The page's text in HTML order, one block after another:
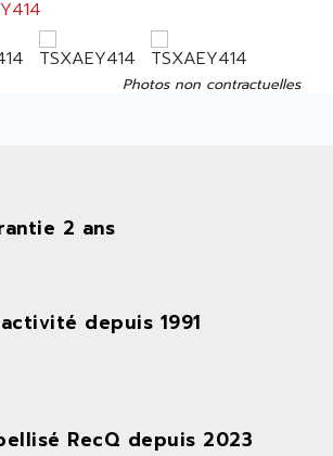
Photos non contractuelles
2 ans
depuis 1991
RecQ depuis 2023